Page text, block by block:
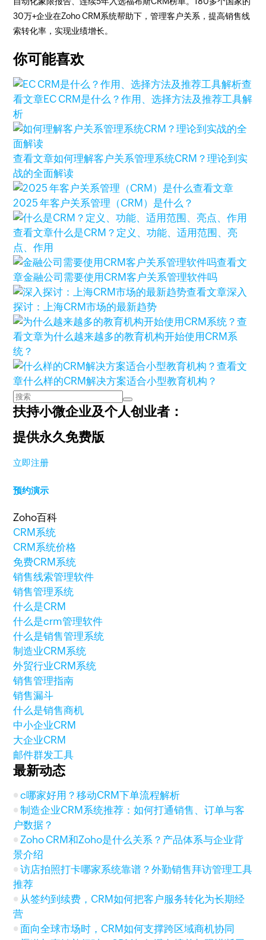
30万+企业在Zoho CRM系统帮助下，管理客户关系，提高销售线
索转化率，实现业绩增长。
你可能喜欢
查
看文章EC CRM是什么？作用、选择方法及推荐工具解
析
查看文章如何理解客户关系管理系统CRM？理论到实
战的全面解读
查看文章
2025 年客户关系管理（CRM）是什么？
查看文章什么是CRM？定义、功能、适用范围、亮
点、作用
查看文
章金融公司需要使用CRM客户关系管理软件吗
查看文章深入
探讨：上海CRM市场的最新趋势
查
看文章为什么越来越多的教育机构开始使用CRM系
统？
查看文
章什么样的CRM解决方案适合小型教育机构？
扶持小微企业及个人创业者：
提供永久免费版
立即注册
预约演示
Zoho百科
CRM系统
CRM系统价格
免费CRM系统
销售线索管理软件
销售管理系统
什么是CRM
什么是crm管理软件
什么是销售管理系统
制造业CRM系统
外贸行业CRM系统
销售管理指南
销售漏斗
什么是销售商机
中小企业CRM
大企业CRM
邮件群发工具
最新动态
c哪家好用？移动CRM下单流程解析
制造企业CRM系统推荐：如何打通销售、订单与客
户数据？
Zoho CRM和Zoho是什么关系？产品体系与企业背
景介绍
访店拍照打卡哪家系统靠谱？外勤销售拜访管理工具
推荐
从签约到续费，CRM如何把客户服务转化为长期经
营
面向全球市场时，CRM如何支撑跨区域商机协同